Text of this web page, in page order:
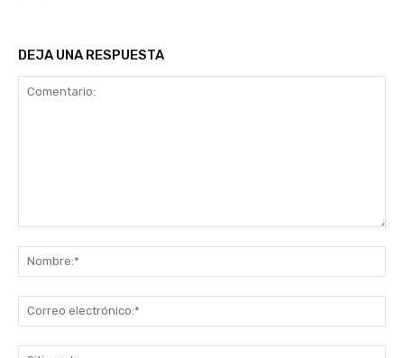
DEJA UNA RESPUESTA